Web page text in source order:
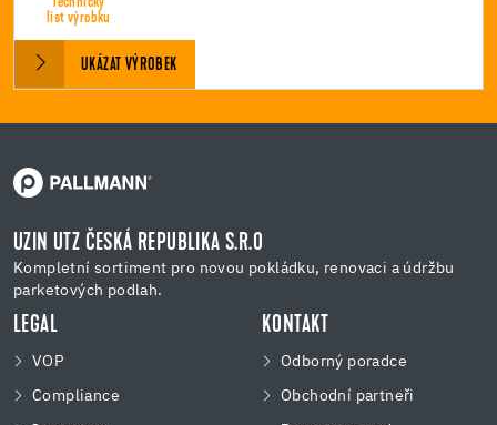
list výrobku
UKÁZAT VÝROBEK
UZIN UTZ ČESKÁ REPUBLIKA S.R.O
Kompletní sortiment pro novou pokládku, renovaci a údržbu
parketových podlah.
LEGAL
VOP
Compliance
KONTAKT
Odborný poradce
Obchodní partneři